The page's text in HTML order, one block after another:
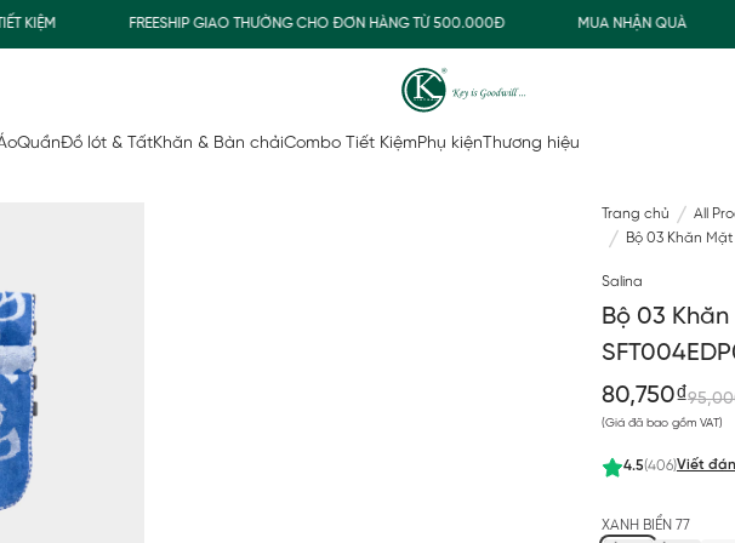
FREESHIP GIAO THƯỜNG CHO ĐƠN HÀNG TỪ 500.000Đ MUA NHẬN QUÀ
QuầnĐồ lót & TấtKhăn & Bàn chảiCombo Tiết KiệmPhụ kiện Thương hiệu
Trang chủ
All
Bộ 03 Khăn
Salina
Bộ 03
80,750₫
(Giá đã bao gồm VAT)
4.5(406)Viết
XANH BIỂN 77